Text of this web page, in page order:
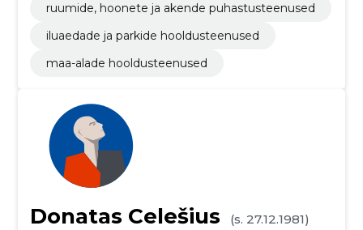
ruumide, hoonete ja akende puhastusteenused
iluaedade ja parkide hooldusteenused
maa-alade hooldusteenused
Donatas Celešius
(s. 27.12.1981)